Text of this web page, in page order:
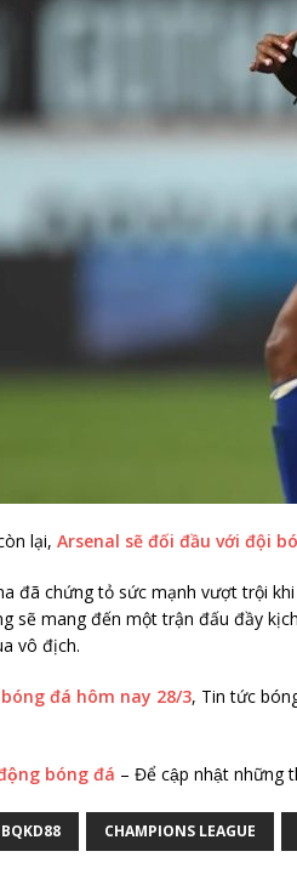
lại, Arsenal sẽ đối đầu với đội
đã chứng tỏ sức mạnh vượt trội
sẽ mang đến một trận đấu đầy
vô địch.
đá hôm nay 28/3, Tin tức
bóng đá – Để cập nhật những
BQKD88 CHAMPIONS LEAGUE